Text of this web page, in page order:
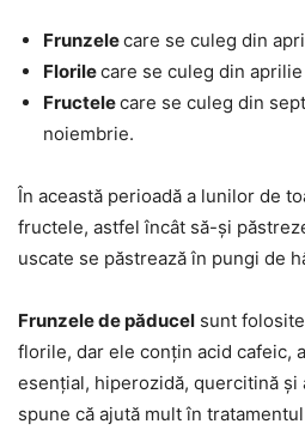
Frunzelecare se culeg din
Florilecare se culeg din aprilie
Fructelecare se culeg din
noiembrie.
În această perioadă a lunilor de
fructele, astfel încât să-și
uscate se păstrează în pungi de
Frunzele de păducel sunt
florile, dar ele conțin acid cafeic,
esențial, hiperozidă, quercitină
spune că ajută mult în